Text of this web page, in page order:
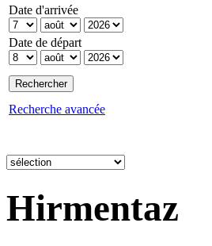
Date d'arrivée
Date de départ
Recherche avancée
Hirmentaz